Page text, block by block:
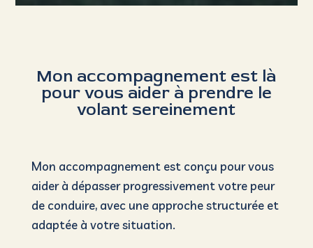
Mon accompagnement est là
pour vous aider à prendre le
volant sereinement
Mon accompagnement est conçu pour vous
aider à dépasser progressivement votre peur
de conduire, avec une approche structurée et
adaptée à votre situation.